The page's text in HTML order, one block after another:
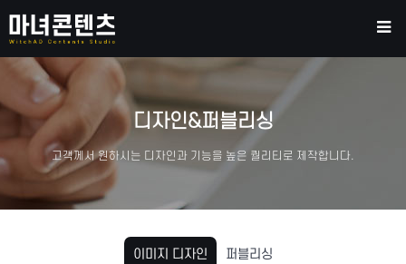
디자인&퍼블리싱
고객께서 원하시는 디자인과 기능을 높은 퀄리티로 제작합니다.
이미지 디자인 퍼블리싱